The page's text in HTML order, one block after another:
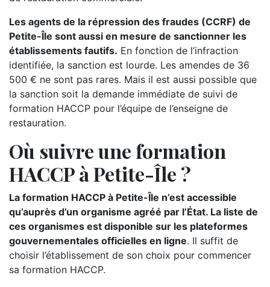
Les agents de la répression des fraudes (CCRF) de
Petite-Île sont aussi en mesure de sanctionner les
établissements fautifs. En fonction de l’infraction
identifiée, la sanction est lourde. Les amendes de 36
500 € ne sont pas rares. Mais il est aussi possible que
la sanction soit la demande immédiate de suivi de
formation HACCP pour l’équipe de l’enseigne de
restauration.
Où suivre une formation
HACCP à Petite-Île ?
La formation HACCP à Petite-Île n’est accessible
qu’auprès d’un organisme agréé par l’État. La liste de
ces organismes est disponible sur les plateformes
gouvernementales officielles en ligne. Il suffit de
choisir l’établissement de son choix pour commencer
sa formation HACCP.